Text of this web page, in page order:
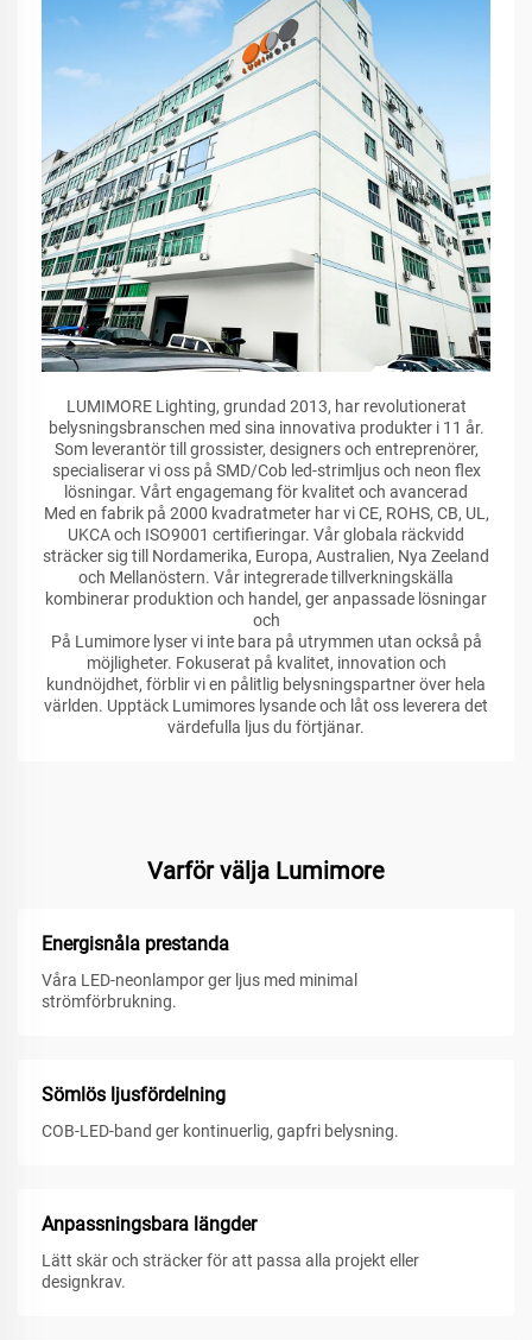
LUMIMORE Lighting, grundad 2013, har revolutionerat
belysningsbranschen med sina innovativa produkter i 11 år.
Som leverantör till grossister, designers och entreprenörer,
specialiserar vi oss på SMD/Cob led-strimljus och neon flex
lösningar. Vårt engagemang för kvalitet och avancerad
Med en fabrik på 2000 kvadratmeter har vi CE, ROHS, CB, UL,
UKCA och ISO9001 certifieringar. Vår globala räckvidd
sträcker sig till Nordamerika, Europa, Australien, Nya Zeeland
och Mellanöstern. Vår integrerade tillverkningskälla
kombinerar produktion och handel, ger anpassade lösningar
och
På Lumimore lyser vi inte bara på utrymmen utan också på
möjligheter. Fokuserat på kvalitet, innovation och
kundnöjdhet, förblir vi en pålitlig belysningspartner över hela
världen. Upptäck Lumimores lysande och låt oss leverera det
värdefulla ljus du förtjänar.
Varför välja Lumimore
Energisnåla prestanda
Våra LED-neonlampor ger ljus med minimal
strömförbrukning.
Sömlös ljusfördelning
COB-LED-band ger kontinuerlig, gapfri belysning.
Anpassningsbara längder
Lätt skär och sträcker för att passa alla projekt eller
designkrav.